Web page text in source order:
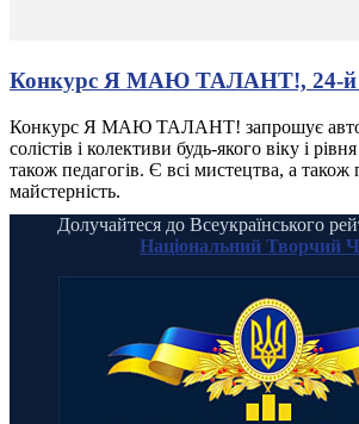
Конкурс Я МАЮ ТАЛАНТ!, 24-й
Конкурс Я МАЮ ТАЛАНТ! запрошує
солістів і колективи будь-якого віку і
також педагогів. Є всі мистецтва, а також
майстерність.
Долучайтеся до Всеукраїнського
Національний Творчий